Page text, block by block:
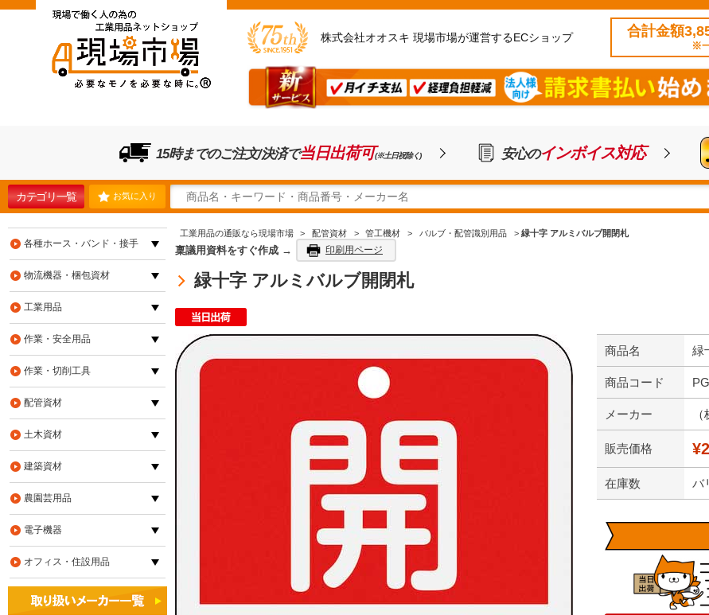
株式会社オオスキ 現場市場が運営するECショップ 合計金額
※
15時までのご注文/決済で当日出荷可(※土日祝除く) 安心のインボイス対応
カテゴリ一覧 お気に入り
工業用品の通販なら現場市場 > 配管資材 > 管工機材 > バルブ・配管識別用品 > 緑十字 アルミバルブ開閉札
稟議用資料をすぐ作成 → 印刷用ページ
緑十字 アルミバルブ開閉札
商品名 緑
商品コード
メーカー
販売価格
在庫数 バ
各種ホース・バンド・接手
物流機器・梱包資材
工業用品
作業・安全用品
作業・切削工具
配管資材
土木資材
建築資材
農園芸用品
電子機器
オフィス・住設用品